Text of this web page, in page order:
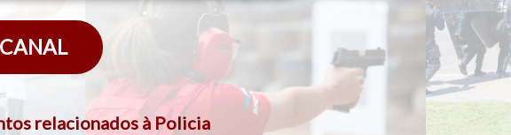
relacionados à Policia